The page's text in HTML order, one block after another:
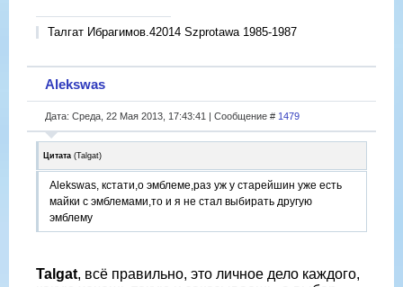
Талгат Ибрагимов.42014 Szprotawa 1985-1987
Alekswas
Дата: Среда, 22 Мая 2013, 17:43:41 | Сообщение # 1479
Цитата (Talgat)
Alekswas, кстати,о эмблеме,раз уж у старейшин уже есть
майки с эмблемами,то и я не стал выбирать другую
эмблему
Talgat, всё правильно, это личное дело каждого,